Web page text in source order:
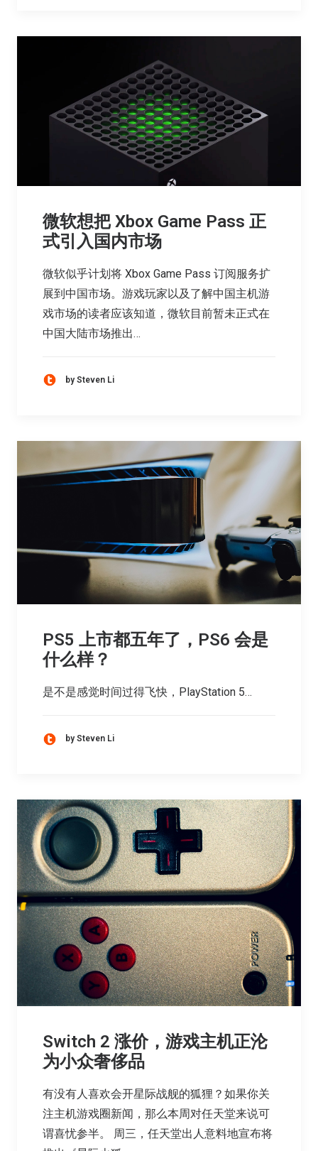
微软想把 Xbox Game Pass 正
式引入国内市场
微软似乎计划将 Xbox Game Pass 订阅服务扩
展到中国市场。游戏玩家以及了解中国主机游
戏市场的读者应该知道，微软目前暂未正式在
中国大陆市场推出…
by Steven Li
PS5 上市都五年了，PS6 会是
什么样？
是不是感觉时间过得飞快，PlayStation 5…
by Steven Li
Switch 2 涨价，游戏主机正沦
为小众奢侈品
有没有人喜欢会开星际战舰的狐狸？如果你关
注主机游戏圈新闻，那么本周对任天堂来说可
谓喜忧参半。 周三，任天堂出人意料地宣布将